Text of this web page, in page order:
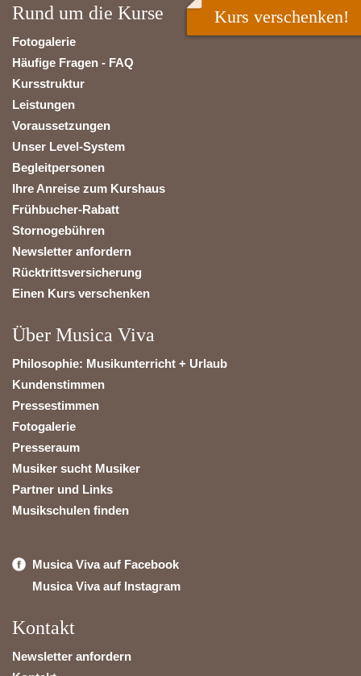
Rund um die Kurse
Fotogalerie
Häufige Fragen - FAQ
Kursstruktur
Leistungen
Voraussetzungen
Unser Level-System
Begleitpersonen
Ihre Anreise zum Kurshaus
Frühbucher-Rabatt
Stornogebühren
Newsletter anfordern
Rücktrittsversicherung
Einen Kurs verschenken
Über Musica Viva
Philosophie: Musikunterricht + Urlaub
Kundenstimmen
Pressestimmen
Fotogalerie
Presseraum
Musiker sucht Musiker
Partner und Links
Musikschulen finden
Musica Viva auf Facebook
Musica Viva auf Instagram
Kontakt
Newsletter anfordern
Kurs verschenken!